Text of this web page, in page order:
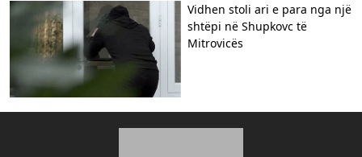
Vidhen stoli ari e para nga një
shtëpi në Shupkovc të
Mitrovicës